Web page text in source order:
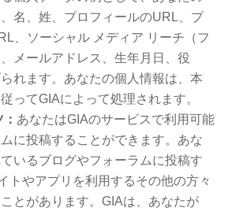
名、姓、プロフィールのURL、プ
、ソーシャル メディア リーチ（フ
メールアドレス、生年月日、役
れます。あなたの個人情報は、本
ってGIAによって処理されます。
あなたはGIAのサービスで利用可能
に投稿することができます。あな
いるブログやフォーラムに投稿す
トやアプリを利用するその他の方々
とがあります。GIAは、あなたが